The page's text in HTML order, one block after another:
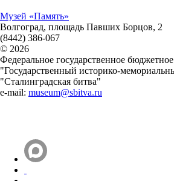
Музей «Память»
Волгоград, площадь Павших Борцов, 2
(8442) 386-067
© 2026
Федеральное государственное
"Государственный историко-
"Сталинградская битва"
e-mail: museum@sbitva.ru